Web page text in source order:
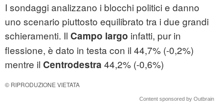
I sondaggi analizzano i blocchi politici e danno
uno scenario piuttosto equilibrato tra i due grandi
schieramenti. Il Campo largo infatti, pur in
flessione, è dato in testa con il 44,7% (-0,2%)
mentre il Centrodestra 44,2% (-0,6%)
© RIPRODUZIONE VIETATA
Content sponsored by Outbrain